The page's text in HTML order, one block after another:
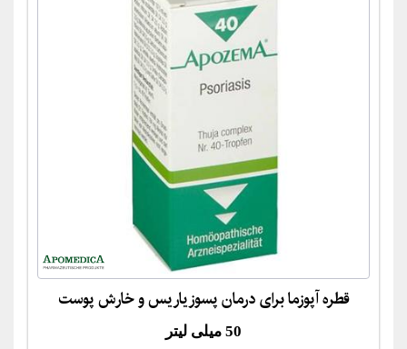
قطره آپوزما برای درمان پسوزیاریس و خارش پوست
50 میلی لیتر